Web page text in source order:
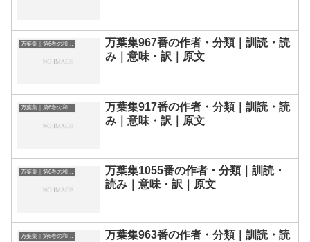
万葉集｜第6巻の和歌一覧
万葉集967番の作者・分類｜訓読・読
み｜意味・訳｜原文
万葉集｜第6巻の和歌一覧
万葉集917番の作者・分類｜訓読・読
み｜意味・訳｜原文
万葉集｜第6巻の和歌一覧
万葉集1055番の作者・分類｜訓読・
読み｜意味・訳｜原文
万葉集｜第6巻の和歌一覧
万葉集963番の作者・分類｜訓読・読